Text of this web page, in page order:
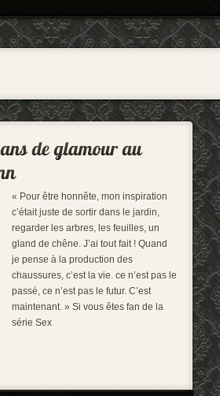
« Pour être honnête, mon inspiration
c’était juste de sortir dans le jardin,
regarder les arbres, les feuilles, un
gland de chêne. J’ai tout fait ! Quand
je pense à la production des
chaussures, c’est la vie. ce n’est pas le
passé, ce n’est pas le futur. C’est
maintenant. » Si vous êtes fan de la
série Sex